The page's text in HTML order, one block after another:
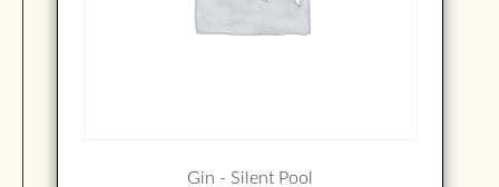
Gin - Silent Pool